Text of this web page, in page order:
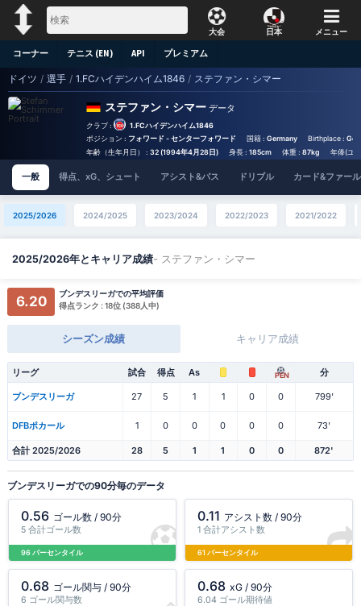
大会 日本 メニュー
コーナー テニス (EN) API プレミアム
ドイツ / 選手 / 1.FCハイデンハイム1846 / ステファン・シマー
ステファン・シマー データ
クラブ :
1.FCハイデンハイム1846
ポジション : フォワード - センターフォワード 国籍 : Germany Birthplace :
年齢（生年月日） : 32 (1994年4月28日) 身長 : 185cm 体重 : 87kg 年俸(ユ
一般 得点、xG、シュート アシスト&パス ドリブル カード&ファール
2025/2026 2024/2025 2023/2024 2022/2023 2021/2022
2025/2026年とキャリア成績- ステファン・シマー
6.20
ブンデスリーガでの平均評価
得点ランク : 18位 (388人中)
シーズン成績 キャリア成績
リーグ 試合 得点 As PEN 分
ブンデスリーガ 27 5 1 1 0 0 799'
DFBポカール 1 0 0 0 0 0 73'
合計 2025/2026 28 5 1 1 0 0 872'
ブンデスリーガでの90分毎のデータ
0.56 ゴール数 / 90分
5 合計ゴール数
96 パーセンタイル
0.11 アシスト数 / 90分
1 合計アシスト数
61 パーセンタイル
0.68 ゴール関与 / 90分
6 ゴール関与数
0.68 xG / 90分
6.04 ゴール期待値